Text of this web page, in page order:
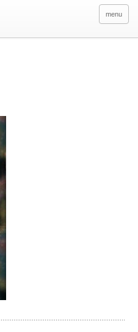
menu